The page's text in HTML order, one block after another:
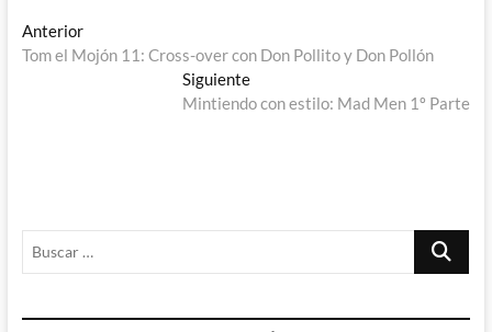
Navegación
de
AnteriorEntrada
anterior:
Tom el Mojón 11: Cross-over con Don Pollito y Don Pollón
SiguienteEntrada
siguiente:
Mintiendo con estilo: Mad Men 1º Parte
Buscar